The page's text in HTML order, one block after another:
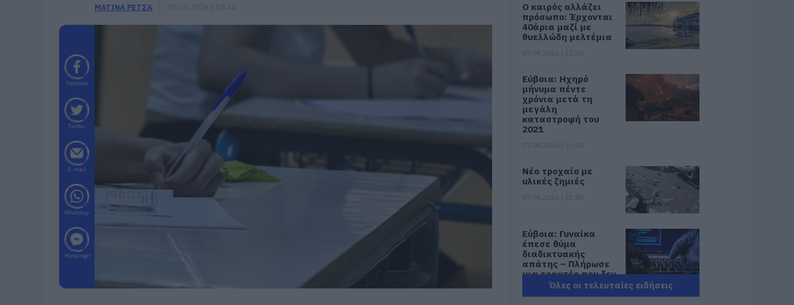
ΜΑΤΙΝΑ ΡΕΤΣΑ
Facebook
Twitter
E-mail
WhatsApp
Messenger
Ο καιρός αλλάζει
πρόσωπο: Έρχονται
40άρια μαζί με
θυελλώδη μελτέμια
Εύβοια: Ηχηρό
μήνυμα πέντε
χρόνια μετά τη
μεγάλη
καταστροφή του
2021
Νέο τροχαίο με
υλικές ζημιές
Εύβοια: Γυναίκα
έπεσε θύμα
διαδικτυακής
απάτης – Πλήρωσε
για τρακτέρ που δεν
παρέλαβεΌλες οι τελευταίες ειδήσεις